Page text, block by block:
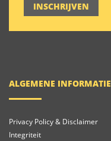
INSCHRIJVEN
ALGEMENE INFORMATIE
Privacy Policy & Disclaimer
Integriteit